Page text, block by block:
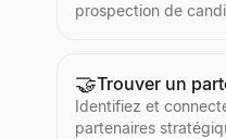
prospection de
🤝Trouver un
Identifiez et
partenaires